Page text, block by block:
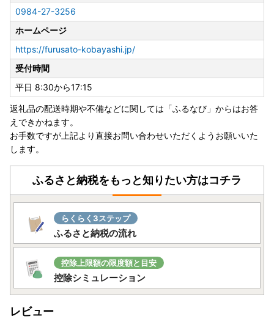
0984-27-3256
ホームページ
https://furusato-kobayashi.jp/
受付時間
平日 8:30から17:15
返礼品の配送時期や不備などに関しては「ふるなび」からはお答
えできかねます。
お手数ですが上記より直接お問い合わせいただくようお願いいた
します。
ふるさと納税をもっと知りたい方はコチラ
らくらく3ステップ
ふるさと納税の流れ
控除上限額の限度額と目安
控除シミュレーション
レビュー